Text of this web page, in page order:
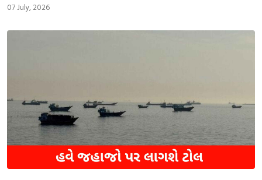
07 July, 2026